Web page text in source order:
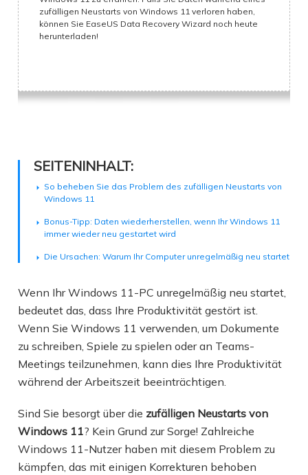
zufälligen Neustarts von Windows 11 verloren haben,
können Sie EaseUS Data Recovery Wizard noch heute
herunterladen!
SEITENINHALT:
So beheben Sie das Problem des zufälligen Neustarts von
Windows 11
Bonus-Tipp: Daten wiederherstellen, wenn Ihr Windows 11
immer wieder neu gestartet wird
Die Ursachen: Warum Ihr Computer unregelmäßig neu startet
Wenn Ihr Windows 11-PC unregelmäßig neu startet,
bedeutet das, dass Ihre Produktivität gestört ist.
Wenn Sie Windows 11 verwenden, um Dokumente
zu schreiben, Spiele zu spielen oder an Teams-
Meetings teilzunehmen, kann dies Ihre Produktivität
während der Arbeitszeit beeinträchtigen.
Sind Sie besorgt über die zufälligen Neustarts von
Windows 11? Kein Grund zur Sorge! Zahlreiche
Windows 11-Nutzer haben mit diesem Problem zu
kämpfen, das mit einigen Korrekturen behoben